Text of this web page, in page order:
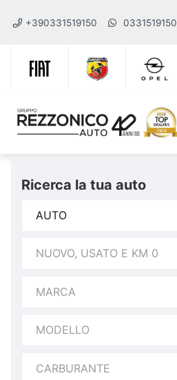
+390331519150 0331519150
Ricerca la tua auto
AUTO
NUOVO, USATO E KM 0
MARCA
MODELLO
CARBURANTE